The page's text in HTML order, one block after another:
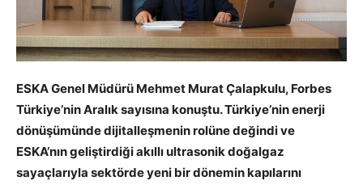
ESKA Genel Müdürü Mehmet Murat Çalapkulu, Forbes
Türkiye’nin Aralık sayısına konuştu. Türkiye’nin enerji
dönüşümünde dijitalleşmenin rolüne değindi ve
ESKA’nın geliştirdiği akıllı ultrasonik doğalgaz
sayaçlarıyla sektörde yeni bir dönemin kapılarını